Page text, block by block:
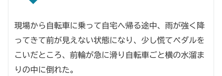
現場から自転車に乗って自宅へ帰る途中、雨が強く降
ってきて前が見えない状態になり、少し慌てペダルを
こいだところ、前輪が急に滑り自転車ごと横の水溜ま
りの中に倒れた。